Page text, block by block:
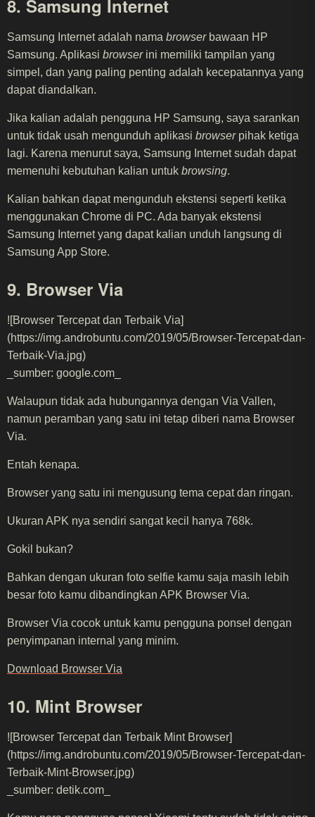
8. Samsung Internet
Samsung Internet adalah nama browserbawaan HP
Samsung. Aplikasi browserini memiliki tampilan yang
simpel, dan yang paling penting adalah kecepatannya yang
dapat diandalkan.
Jika kalian adalah pengguna HP Samsung, saya sarankan
untuk tidak usah mengunduh aplikasi browserpihak ketiga
lagi. Karena menurut saya, Samsung Internet sudah dapat
memenuhi kebutuhan kalian untuk browsing.
Kalian bahkan dapat mengunduh ekstensi seperti ketika
menggunakan Chrome di PC. Ada banyak ekstensi
Samsung Internet yang dapat kalian unduh langsung di
Samsung App Store.
9. Browser Via
![Browser Tercepat dan Terbaik Via]
(https://img.androbuntu.com/2019/05/Browser-Tercepat-dan-
Terbaik-Via.jpg)
_sumber: google.com_
Walaupun tidak ada hubungannya dengan Via Vallen,
namun peramban yang satu ini tetap diberi nama Browser
Via.
Entah kenapa.
Browser yang satu ini mengusung tema cepat dan ringan.
Ukuran APK nya sendiri sangat kecil hanya 768k.
Gokil bukan?
Bahkan dengan ukuran foto selfie kamu saja masih lebih
besar foto kamu dibandingkan APK Browser Via.
Browser Via cocok untuk kamu pengguna ponsel dengan
penyimpanan internal yang minim.
Download Browser Via
10. Mint Browser
![Browser Tercepat dan Terbaik Mint Browser]
(https://img.androbuntu.com/2019/05/Browser-Tercepat-dan-
Terbaik-Mint-Browser.jpg)
_sumber: detik.com_